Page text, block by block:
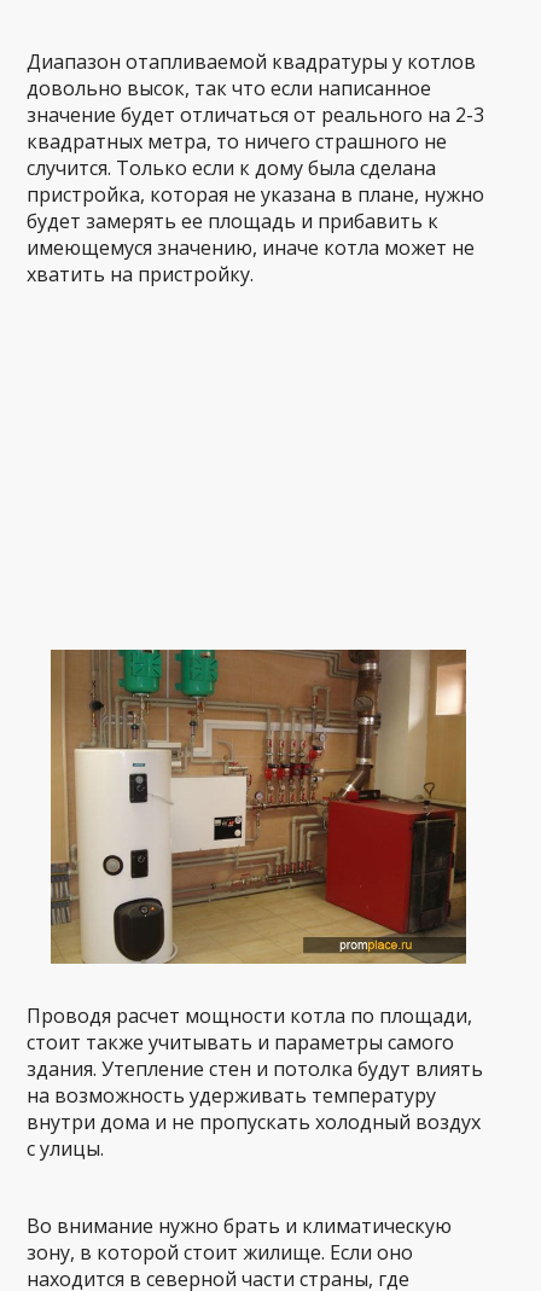
Диапазон отапливаемой квадратуры у котлов
довольно высок, так что если написанное
значение будет отличаться от реального на 2-3
квадратных метра, то ничего страшного не
случится. Только если к дому была сделана
пристройка, которая не указана в плане, нужно
будет замерять ее площадь и прибавить к
имеющемуся значению, иначе котла может не
хватить на пристройку.
Проводя расчет мощности котла по площади,
стоит также учитывать и параметры самого
здания. Утепление стен и потолка будут влиять
на возможность удерживать температуру
внутри дома и не пропускать холодный воздух
с улицы.
Во внимание нужно брать и климатическую
зону, в которой стоит жилище. Если оно
находится в северной части страны, где